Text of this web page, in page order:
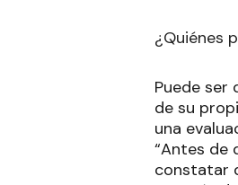
¿Quiénes
Puede ser
de su
una
“Antes de
constatar